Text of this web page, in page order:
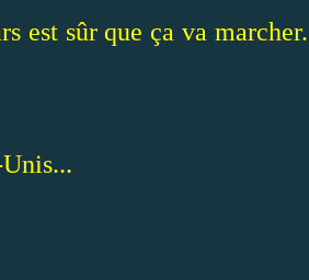
est sûr que ça va marcher.